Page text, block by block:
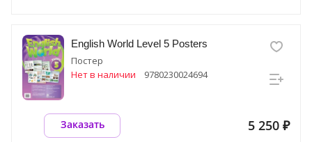
English World Level 5 Posters
Постер
Нет в наличии
9780230024694
5 250 ₽
Заказать